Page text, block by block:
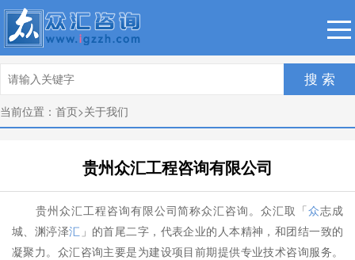
搜 索
当前位置： 首页>关于我们
贵州众汇工程咨询有限公司
贵州众汇工程咨询有限公司简称众汇咨询。众汇取「众志成
城、渊渟泽汇 」的首尾二字，代表企业的人本精神，和团结一致的
凝聚力。 众汇咨询主要是为建设项目前期提供专业技术咨询服务。